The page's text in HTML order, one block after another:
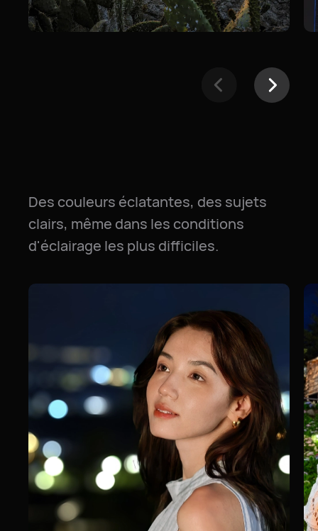
Des couleurs éclatantes, des sujets
clairs, même dans les conditions
d'éclairage les plus difficiles.